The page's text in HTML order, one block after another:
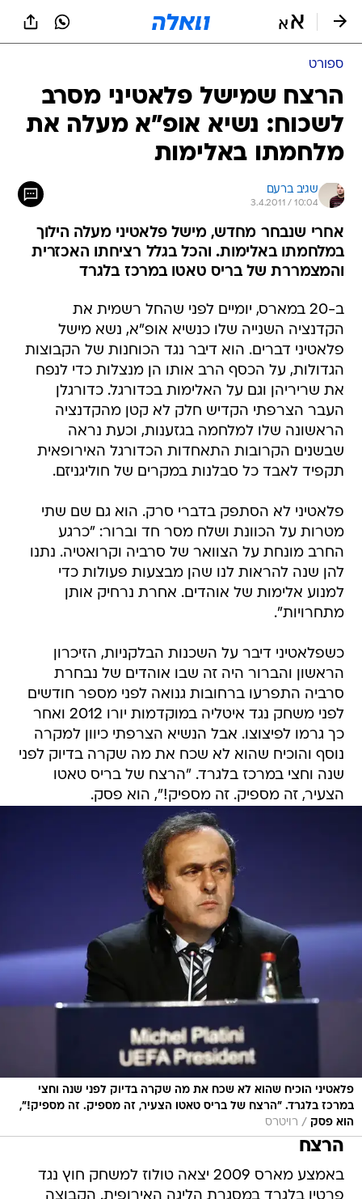
ספורט
הרצח שמישל פלאטיני מסרב
לשכוח: נשיא אופ"א מעלה את
מלחמתו באלימות
שגיב ברעם
3.4.2011 / 10:04
אחרי שנבחר מחדש, מישל פלאטיני מעלה הילוך
במלחמתו באלימות. והכל בגלל רציחתו האכזרית
והמצמררת של בריס טאטו במרכז בלגרד
ב-20 במארס, יומיים לפני שהחל רשמית את
הקדנציה השנייה שלו כנשיא אופ"א, נשא מישל
פלאטיני דברים. הוא דיבר נגד הכוחנות של הקבוצות
הגדולות, על הכסף הרב אותו הן מנצלות כדי לנפח
את שריריהן וגם על האלימות בכדורגל. כדורגלן
העבר הצרפתי הקדיש חלק לא קטן מהקדנציה
הראשונה שלו למלחמה בגזענות, וכעת נראה
שבשנים הקרובות התאחדות הכדורגל האירופאית
תקפיד לאבד כל סבלנות במקרים של חוליגניזם.
פלאטיני לא הסתפק בדברי סרק. הוא גם שם שתי
מטרות על הכוונת ושלח מסר חד וברור: "כרגע
החרב מונחת על הצוואר של סרביה וקרואטיה. נתנו
להן שנה להראות לנו שהן מבצעות פעולות כדי
למנוע אלימות של אוהדים. אחרת נרחיק אותן
מתחרויות".
כשפלאטיני דיבר על השכנות הבלקניות, הזיכרון
הראשון והברור היה זה שבו אוהדים של נבחרת
סרביה התפרעו ברחובות גנואה לפני מספר חודשים
לפני משחק נגד איטליה במוקדמות יורו 2012 ואחר
כך גרמו לפיצוצו. אבל הנשיא הצרפתי כיוון למקרה
נוסף והוכיח שהוא לא שכח את מה שקרה בדיוק לפני
שנה וחצי במרכז בלגרד. "הרצח של בריס טאטו
הצעיר, זה מספיק. זה מספיק!", הוא פסק.
פלאטיני הוכיח שהוא לא שכח את מה שקרה בדיוק לפני שנה וחצי
במרכז בלגרד. "הרצח של בריס טאטו הצעיר, זה מספיק. זה מספיק!",
הוא פסק / רויטרס
הרצח
באמצע מארס 2009 יצאה טולוז למשחק חוץ נגד